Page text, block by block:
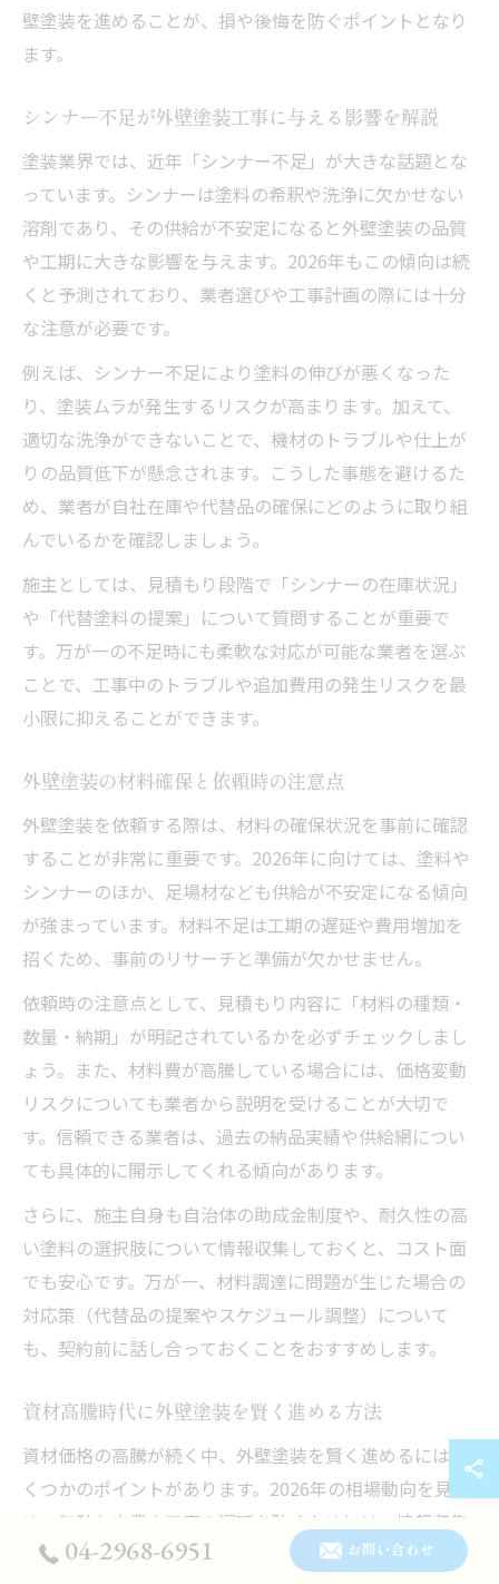
壁塗装を進めることが、損や後悔を防ぐポイントとなり
ます。
シンナー不足が外壁塗装工事に与える影響を解説
塗装業界では、近年「シンナー不足」が大きな話題とな
っています。シンナーは塗料の希釈や洗浄に欠かせない
溶剤であり、その供給が不安定になると外壁塗装の品質
や工期に大きな影響を与えます。2026年もこの傾向は続
くと予測されており、業者選びや工事計画の際には十分
な注意が必要です。
例えば、シンナー不足により塗料の伸びが悪くなった
り、塗装ムラが発生するリスクが高まります。加えて、
適切な洗浄ができないことで、機材のトラブルや仕上が
りの品質低下が懸念されます。こうした事態を避けるた
め、業者が自社在庫や代替品の確保にどのように取り組
んでいるかを確認しましょう。
施主としては、見積もり段階で「シンナーの在庫状況」
や「代替塗料の提案」について質問することが重要で
す。万が一の不足時にも柔軟な対応が可能な業者を選ぶ
ことで、工事中のトラブルや追加費用の発生リスクを最
小限に抑えることができます。
外壁塗装の材料確保と依頼時の注意点
外壁塗装を依頼する際は、材料の確保状況を事前に確認
することが非常に重要です。2026年に向けては、塗料や
シンナーのほか、足場材なども供給が不安定になる傾向
が強まっています。材料不足は工期の遅延や費用増加を
招くため、事前のリサーチと準備が欠かせません。
依頼時の注意点として、見積もり内容に「材料の種類・
数量・納期」が明記されているかを必ずチェックしまし
ょう。また、材料費が高騰している場合には、価格変動
リスクについても業者から説明を受けることが大切で
す。信頼できる業者は、過去の納品実績や供給網につい
ても具体的に開示してくれる傾向があります。
さらに、施主自身も自治体の助成金制度や、耐久性の高
い塗料の選択肢について情報収集しておくと、コスト面
でも安心です。万が一、材料調達に問題が生じた場合の
対応策（代替品の提案やスケジュール調整）について
も、契約前に話し合っておくことをおすすめします。
資材高騰時代に外壁塗装を賢く進める方法
資材価格の高騰が続く中、外壁塗装を賢く進めるにはい
くつかのポイントがあります。2026年の相場動向を見極
め、無駄な出費や工事の遅延を防ぐためには、情報収集
と計画的な行動が不可欠です。特に塗料や足場材は値上
04-2968-6951 お問い合わせ